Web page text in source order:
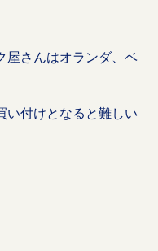
屋さんはオランダ、ベ
い付けとなると難しい